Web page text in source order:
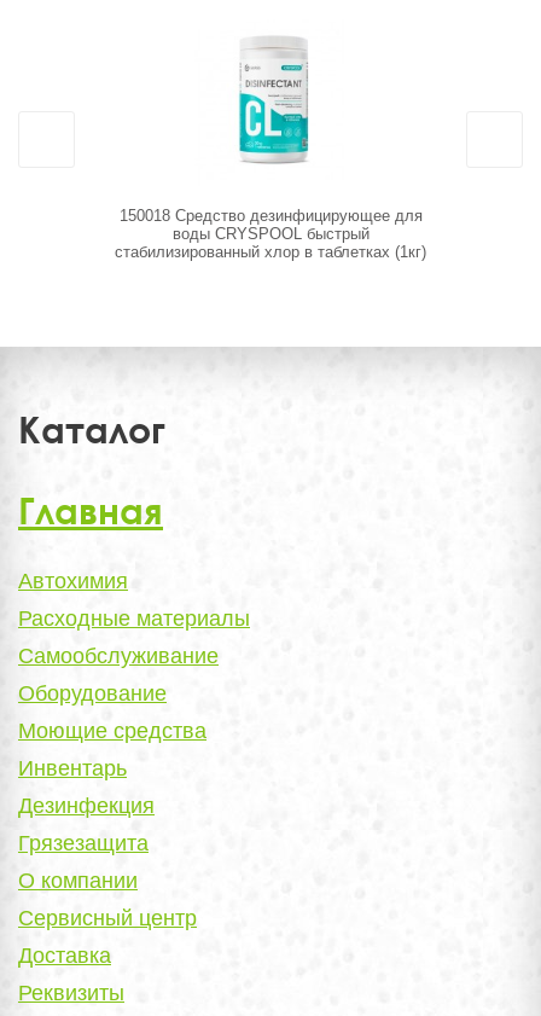
150018 Средство дезинфицирующее для
воды CRYSPOOL быстрый
стабилизированный хлор в таблетках (1кг)
Каталог
Главная
Автохимия
Расходные материалы
Самообслуживание
Оборудование
Моющие средства
Инвентарь
Дезинфекция
Грязезащита
О компании
Сервисный центр
Доставка
Реквизиты